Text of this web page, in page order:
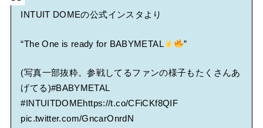
INTUIT DOMEの公式インスタより
“The One is ready for BABYMETAL ”
(写真一部抜粋。参戦してるファンの様子もたくさんあ
げてる)#BABYMETAL
#INTUITDOMEhttps://t.co/CFiCKf8QIF
pic.twitter.com/GncarOnrdN